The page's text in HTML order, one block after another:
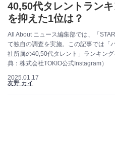
40,50代タレントランキ
を抑えた1位は？
All About ニュース編集部では、「
て独自の調査を実施。この記事では「
社所属の40,50代タレント」ランキン
典：株式会社TOKIO公式Instagram）
2025.01.17
友野 カイ